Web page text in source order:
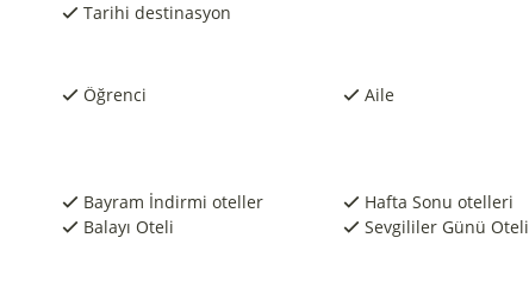
Tarihi destinasyon
Öğrenci Aile
Bayram İndirmi oteller Hafta Sonu otelleri
Balayı Oteli Sevgililer Günü Oteli